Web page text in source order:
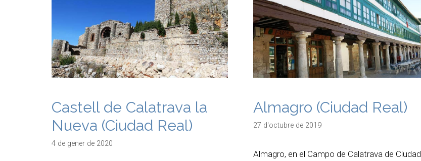
Castell de Calatrava la
Nueva (Ciudad Real)
4 de gener de 2020
Almagro (Ciudad Real)
27 d'octubre de 2019
Almagro, en el Campo de Calatrava de Ciudad